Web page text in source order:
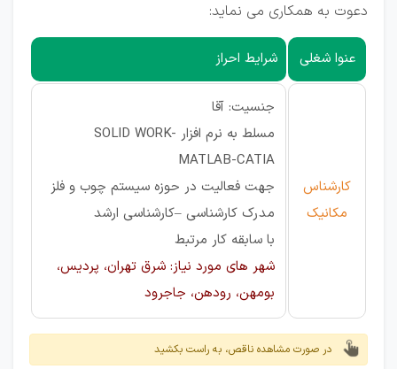
دعوت به همکاری می نماید:
عنوا شغلی شرایط احراز
کارشناس
مکانیک
جنسیت: آقا
مسلط به نرم افزار SOLID WORK-
MATLAB-CATIA
جهت فعالیت در حوزه سیستم چوب و فلز
مدرک کارشناسی –کارشناسی ارشد
با سابقه کار مرتبط
شهر های مورد نیاز: شرق تهران، پردیس،
بومهن، رودهن، جاجرود
در صورت مشاهده ناقص، به راست بکشید